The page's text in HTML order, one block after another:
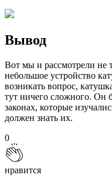
Вывод
Вот мы и рассмотрели не
небольшое устройство
возникать вопрос,
тут ничего сложного. Он
законах, которые
должен знать их.
0
нравится